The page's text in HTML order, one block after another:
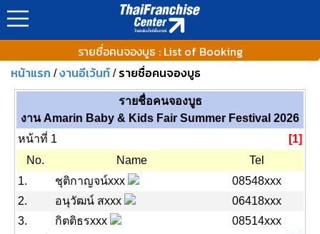
รายชื่อคนจองบูธ : List of Booking
หน้าแรก /งานอีเว้นท์ / รายชื่อคนจองบูธ
รายชื่อคนจองบูธ
งาน Amarin Baby & Kids Fair Summer Festival 2026
หน้าที่ 1
[1]
No.
Name
Tel
1.
ชุติกาญจน์xxx
08548xxx
2.
อนุวัฒน์ สxxx
06418xxx
3.
กิตติธรxxx
08514xxx